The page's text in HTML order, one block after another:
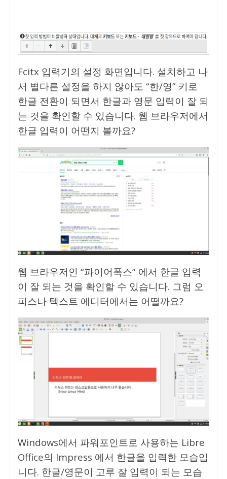
Fcitx 입력기의 설정 화면입니다. 설치하고 나
서 별다른 설정을 하지 않아도 “한/영” 키로
한글 전환이 되면서 한글과 영문 입력이 잘 되
는 것을 확인할 수 있습니다. 웹 브라우저에서
한글 입력이 어떤지 볼까요?
웹 브라우저인 “파이어폭스” 에서 한글 입력
이 잘 되는 것을 확인할 수 있습니다. 그럼 오
피스나 텍스트 에디터에서는 어떨까요?
Windows에서 파워포인트로 사용하는 Libre
Office의 Impress 에서 한글을 입력한 모습입
니다. 한글/영문이 고루 잘 입력이 되는 모습